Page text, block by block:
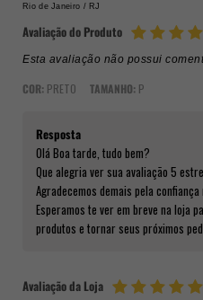
Rio de Janeiro / RJ
Avaliação do Produto
Esta avaliação não possui
COR: PRETO TAMANHO: P
Resposta
Olá Boa tarde, tudo bem?
Que alegria ver sua avaliação 5
Agradecemos demais pela confiança
Esperamos te ver em breve na loja
produtos e tornar seus próximos
Avaliação da Loja